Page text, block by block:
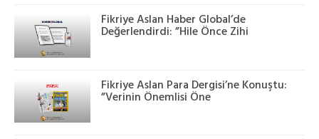
Fikriye Aslan Haber Global’de
Değerlendirdi: ”Hile Önce Zihi
Fikriye Aslan Para Dergisi’ne Konuştu:
”Verinin Önemlisi Öne